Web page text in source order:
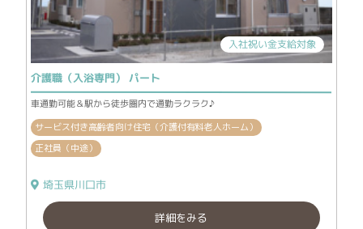
入社祝い金支給対象
介護職（入浴専門） パート
車通勤可能＆駅から徒歩圏内で通勤ラクラク♪
サービス付き高齢者向け住宅（介護付有料老人ホーム）
正社員（中途）
埼玉県川口市
詳細をみる